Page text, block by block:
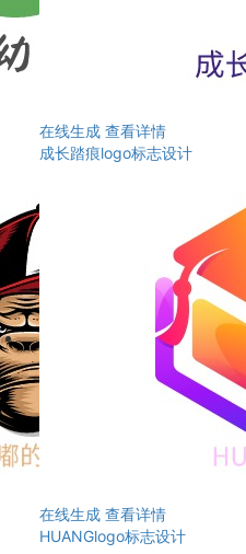
在线生成 查看详情
成长踏痕logo标志设计
在线生成 查看详情
HUANGlogo标志设计